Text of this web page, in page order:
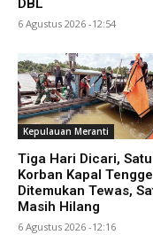
DBL
6 Agustus 2026 -12:54
Kepulauan Meranti
Tiga Hari Dicari, Satu
Korban Kapal
Ditemukan Tewas,
Masih Hilang
6 Agustus 2026 -12:16